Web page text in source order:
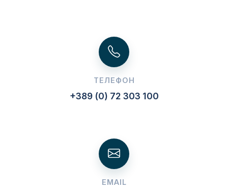
ТЕЛЕФОН
+389 (0) 72 303 100
EMAIL